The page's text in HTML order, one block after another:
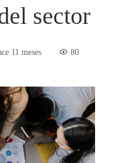
sector
11 meses 80